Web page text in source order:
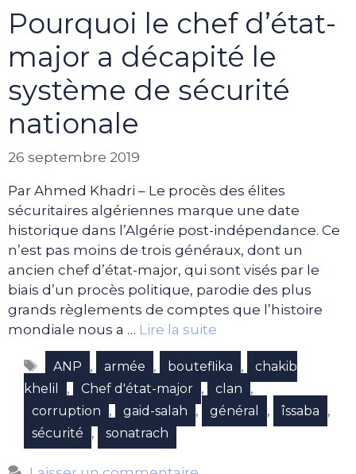
Pourquoi le chef d’état-
major a décapité le
système de sécurité
nationale
26 septembre 2019
Par Ahmed Khadri – Le procès des élites
sécuritaires algériennes marque une date
historique dans l’Algérie post-indépendance. Ce
n’est pas moins de trois généraux, dont un
ancien chef d’état-major, qui sont visés par le
biais d’un procès politique, parodie des plus
grands règlements de comptes que l’histoire
mondiale nous a … Lire la suite
Étiquettes
ANP , armée , bouteflika ,
chakib
khelil
, Chef d'état-major , clan ,
corruption , gaid-salah , général , îssaba ,
sécurité , sonatrach